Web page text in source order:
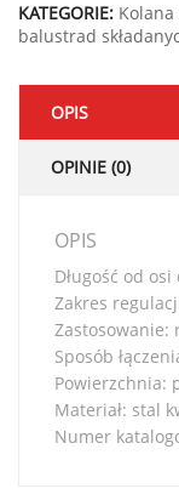
KATEGORIE:
balustrad
OPIS
OPINIE (0)
OPIS
Długość od
Zakres
Zastosowanie:
Sposób
Powierzchnia:
Materiał: stal
Numer